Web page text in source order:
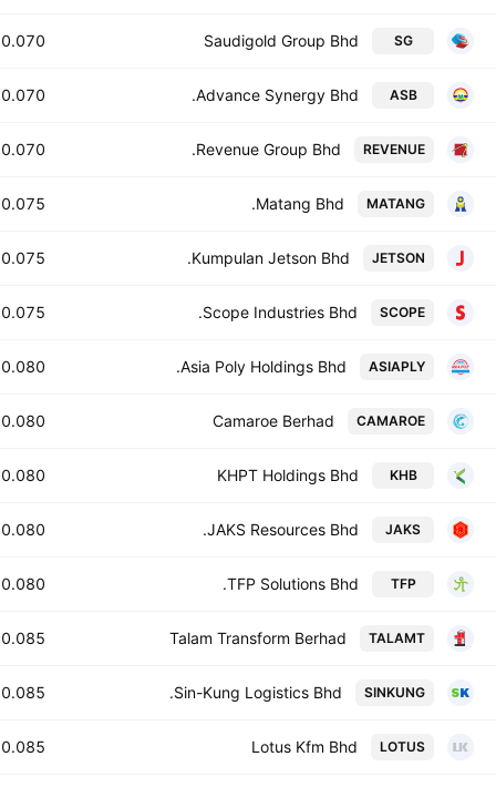
SG
Saudigold Group Bhd
0.070
ASB
Advance Synergy Bhd.
0.070
REVENUE
Revenue Group Bhd.
0.070
MATANG
Matang Bhd.
0.075
JETSON
Kumpulan Jetson Bhd.
0.075
SCOPE
Scope Industries Bhd.
0.075
ASIAPLY
Asia Poly Holdings Bhd.
0.080
CAMAROE
Camaroe Berhad
0.080
KHB
KHPT Holdings Bhd
0.080
JAKS
JAKS Resources Bhd.
0.080
TFP
TFP Solutions Bhd.
0.080
TALAMT
Talam Transform Berhad
0.085
SINKUNG
Sin-Kung Logistics Bhd.
0.085
LOTUS
Lotus Kfm Bhd
0.085